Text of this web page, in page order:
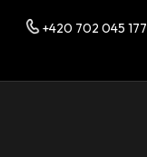
+420 702 045 177